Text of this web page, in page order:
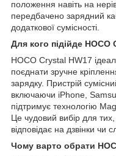
положення навіть на
передбачено зарядний
додаткової сумісності.
Для кого підійде HOCO
HOCO Crystal HW17
поєднати зручне
зарядку. Пристрій
включаючи iPhone,
підтримує технологію
Це чудовий вибір для тих,
відповідає на дзвінки чи
Чому варто обрати